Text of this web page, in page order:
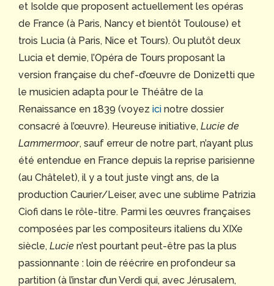
et Isolde que proposent actuellement les opéras
de France (à Paris, Nancy et bientôt Toulouse) et
trois Lucia (à Paris, Nice et Tours). Ou plutôt deux
Lucia et demie, l’Opéra de Tours proposant la
version française du chef-d’œuvre de Donizetti que
le musicien adapta pour le Théâtre de la
Renaissance en 1839 (voyez ici notre dossier
consacré à l’œuvre). Heureuse initiative, Lucie de
Lammermoor, sauf erreur de notre part, n’ayant plus
été entendue en France depuis la reprise parisienne
(au Châtelet), il y a tout juste vingt ans, de la
production Caurier/Leiser, avec une sublime Patrizia
Ciofi dans le rôle-titre. Parmi les œuvres françaises
composées par les compositeurs italiens du XIXe
siècle, Lucie n’est pourtant peut-être pas la plus
passionnante : loin de réécrire en profondeur sa
partition (à l’instar d’un Verdi qui, avec Jérusalem,